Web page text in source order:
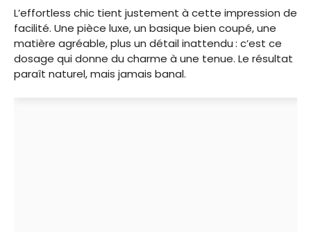
L’effortless chic tient justement à cette impression de
facilité. Une pièce luxe, un basique bien coupé, une
matière agréable, plus un détail inattendu : c’est ce
dosage qui donne du charme à une tenue. Le résultat
paraît naturel, mais jamais banal.